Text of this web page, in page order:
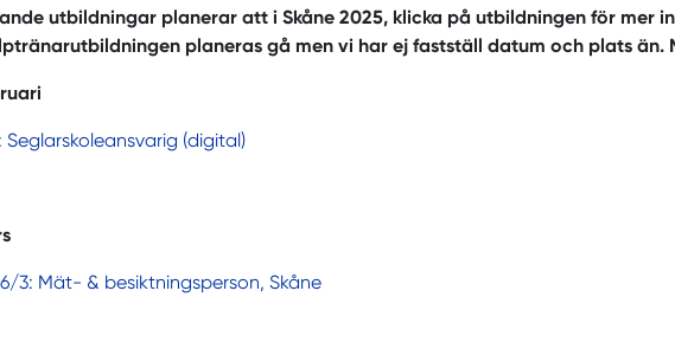
utbildningar planerar att i Skåne 2025, klicka på utbildningen för mer
planeras gå men vi har ej fastställ datum och plats än.
Seglarskoleansvarig (digital)
3: Mät- & besiktningsperson, Skåne